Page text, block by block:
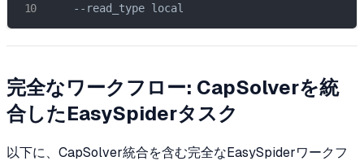
    --read_type local
完全なワークフロー: CapSolverを統
合したEasySpiderタスク
以下に、CapSolver統合を含む完全なEasySpiderワークフ